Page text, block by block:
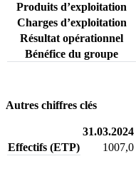
Produits d’exploitation
Charges d’exploitation
Résultat opérationnel
Bénéfice du groupe
Autres chiffres clés
31.03.2024
Effectifs (ETP)
1007,0